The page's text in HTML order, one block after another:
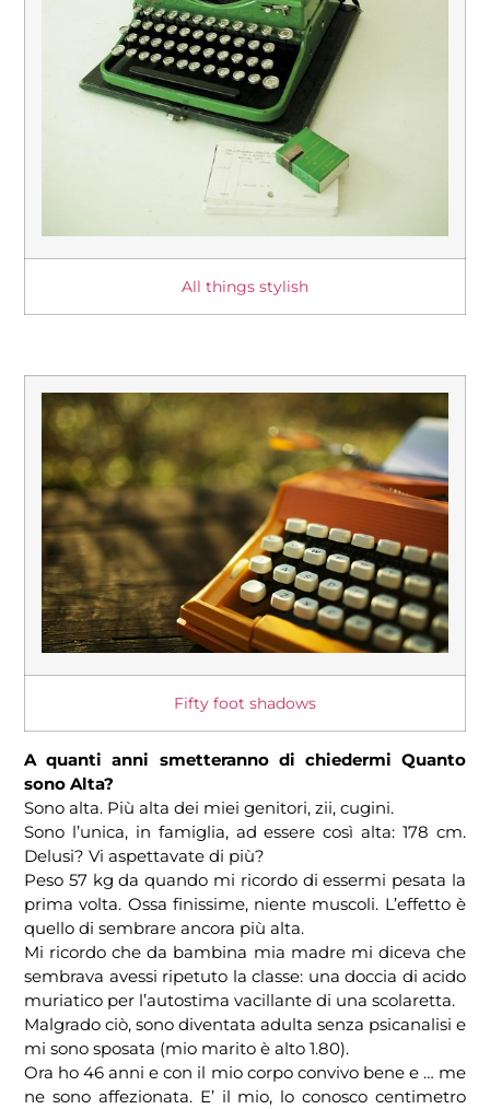
All things stylish
Fifty foot shadows
A quanti anni smetteranno di chiedermi Quanto
sono Alta?
Sono alta. Più alta dei miei genitori, zii, cugini.
Sono l’unica, in famiglia, ad essere così alta: 178 cm.
Delusi? Vi aspettavate di più?
Peso 57 kg da quando mi ricordo di essermi pesata la
prima volta. Ossa finissime, niente muscoli. L’effetto è
quello di sembrare ancora più alta.
Mi ricordo che da bambina mia madre mi diceva che
sembrava avessi ripetuto la classe: una doccia di acido
muriatico per l’autostima vacillante di una scolaretta.
Malgrado ciò, sono diventata adulta senza psicanalisi e
mi sono sposata (mio marito è alto 1.80).
Ora ho 46 anni e con il mio corpo convivo bene e … me
ne sono affezionata. E’ il mio, lo conosco centimetro